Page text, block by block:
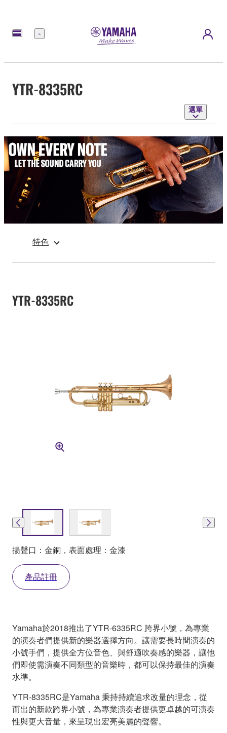
選
YTR-8335RC
選單
特色
YTR-8335RC
揚聲口：金銅，表面處理：金漆
產品註冊
Yamaha於2018推出了YTR-6335RC 跨界小號，為專業
的演奏者們提供新的樂器選擇方向。讓需要長時間演奏的
小號手們，提供全方位音色、與舒適吹奏感的樂器，讓他
們即使需演奏不同類型的音樂時，都可以保持最佳的演奏
水準。
YTR-8335RC是Yamaha 秉持持續追求改量的理念，從
而出的新款跨界小號，為專業演奏者提供更卓越的可演奏
性與更大音量，來呈現出宏亮美麗的聲響。